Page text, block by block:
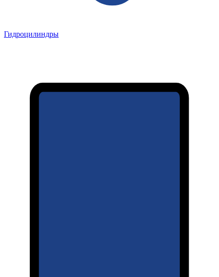
Гидроцилиндры